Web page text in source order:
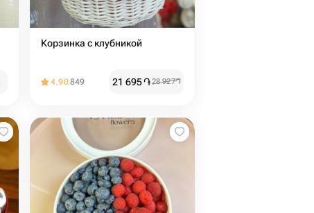
Корзинка с клубникой
4.90849 21 695֏28 927֏